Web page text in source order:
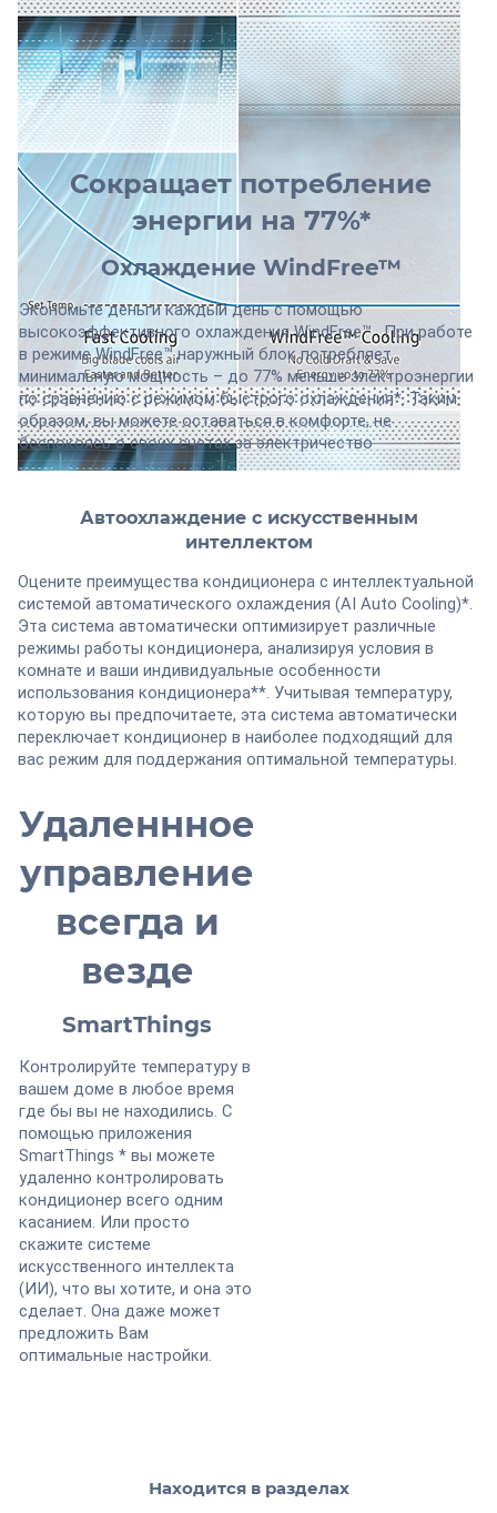
Сокращает потребление
энергии на 77%*
Охлаждение WindFree™
Экономьте деньги каждый день с помощью
высокоэффективного охлаждения WindFree™ . При работе
в режиме WindFree™ наружный блок потребляет
минимальную мощность – до 77% меньше электроэнергии
по сравнению с режимом быстрого охлаждения*. Таким
образом, вы можете оставаться в комфорте, не
беспокоясь о своих счетах за электричество
Автоохлаждение с искусственным
интеллектом
Оцените преимущества кондиционера с интеллектуальной
системой автоматического охлаждения (AI Auto Cooling)*.
Эта система автоматически оптимизирует различные
режимы работы кондиционера, анализируя условия в
комнате и ваши индивидуальные особенности
использования кондиционера**. Учитывая температуру,
которую вы предпочитаете, эта система автоматически
переключает кондиционер в наиболее подходящий для
вас режим для поддержания оптимальной температуры.
Удаленнное
управление
всегда и
везде
SmartThings
Контролируйте температуру в
вашем доме в любое время
где бы вы не находились. С
помощью приложения
SmartThings * вы можете
удаленно контролировать
кондиционер всего одним
касанием. Или просто
скажите системе
искусственного интеллекта
(ИИ), что вы хотите, и она это
сделает. Она даже может
предложить Вам
оптимальные настройки.
Находится в разделах